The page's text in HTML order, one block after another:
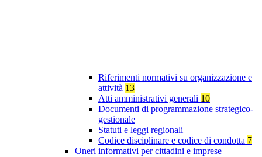
Riferimenti normativi su organizzazione e
attività 13
Atti amministrativi generali 10
Documenti di programmazione strategico-
gestionale
Statuti e leggi regionali
Codice disciplinare e codice di condotta 7
Oneri informativi per cittadini e imprese